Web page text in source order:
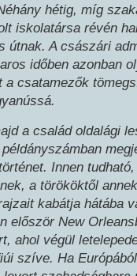
hétig, míg
iskolatársa révén
útnak. A császári
időben azonban
csatamezők
a család oldalági
Innen
a törököktől
kabátja hátába
először New
ahol végül
szíve. Ha